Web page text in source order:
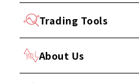
Trading Tools
About Us